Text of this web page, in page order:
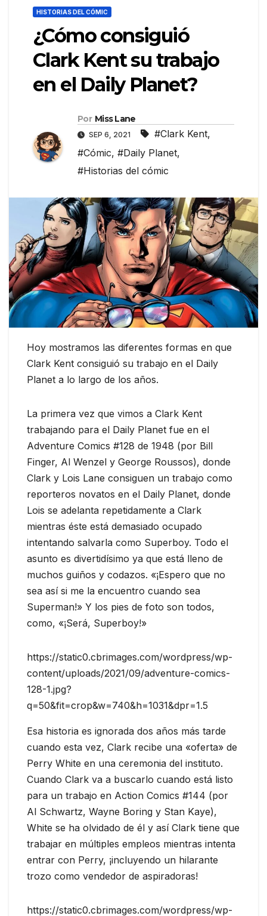
HISTORIAS DEL CÓMIC
¿Cómo consiguió
Clark Kent su trabajo
en el Daily Planet?
Por Miss Lane
SEP 6, 2021 #Clark Kent,
#Cómic, #Daily Planet,
#Historias del cómic
Hoy mostramos las diferentes formas en que
Clark Kent consiguió su trabajo en el Daily
Planet a lo largo de los años.
La primera vez que vimos a Clark Kent
trabajando para el Daily Planet fue en el
Adventure Comics #128 de 1948 (por Bill
Finger, Al Wenzel y George Roussos), donde
Clark y Lois Lane consiguen un trabajo como
reporteros novatos en el Daily Planet, donde
Lois se adelanta repetidamente a Clark
mientras éste está demasiado ocupado
intentando salvarla como Superboy. Todo el
asunto es divertidísimo ya que está lleno de
muchos guiños y codazos. «¡Espero que no
sea así si me la encuentro cuando sea
Superman!» Y los pies de foto son todos,
como, «¡Será, Superboy!»
https://static0.cbrimages.com/wordpress/wp-
content/uploads/2021/09/adventure-comics-
128-1.jpg?
q=50&fit=crop&w=740&h=1031&dpr=1.5
Esa historia es ignorada dos años más tarde
cuando esta vez, Clark recibe una «oferta» de
Perry White en una ceremonia del instituto.
Cuando Clark va a buscarlo cuando está listo
para un trabajo en Action Comics #144 (por
Al Schwartz, Wayne Boring y Stan Kaye),
White se ha olvidado de él y así Clark tiene que
trabajar en múltiples empleos mientras intenta
entrar con Perry, ¡incluyendo un hilarante
trozo como vendedor de aspiradoras!
https://static0.cbrimages.com/wordpress/wp-